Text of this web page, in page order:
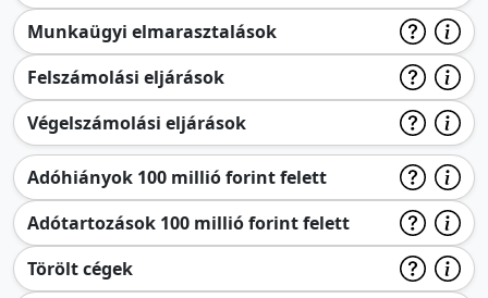
Munkaügyi elmarasztalások
Felszámolási eljárások
Végelszámolási eljárások
Adóhiányok 100 millió forint felett
Adótartozások 100 millió forint felett
Törölt cégek